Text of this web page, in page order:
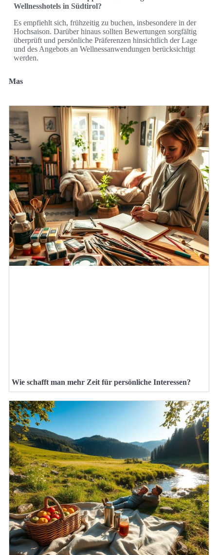
Wellnesshotels in Südtirol?
Es empfiehlt sich, frühzeitig zu buchen, insbesondere in der
Hochsaison. Darüber hinaus sollten Bewertungen sorgfältig
überprüft und persönliche Präferenzen hinsichtlich der Lage
und des Angebots an Wellnessanwendungen berücksichtigt
werden.
Mas
Wie schafft man mehr Zeit für persönliche Interessen?